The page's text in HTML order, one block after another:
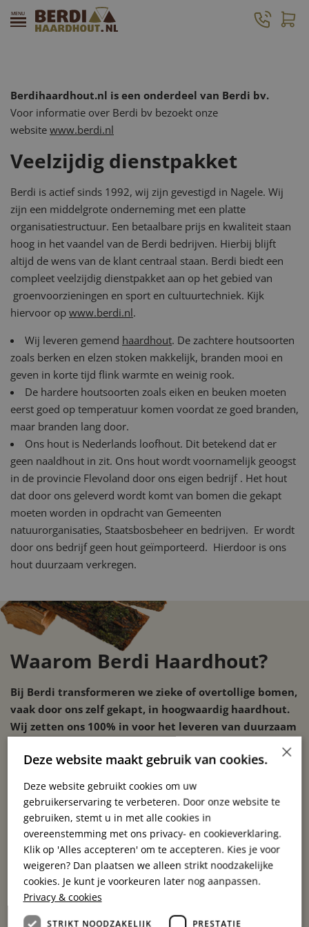
Berdihaardhout.nl is een onderdeel van Berdi bv.
Voor informatie over Berdi bv bezoekt onze
website www.berdi.nl
Veelzijdig dienstpakket
Berdi is actief sinds 1992, wij zijn gevestigd in Nagele. Wij
zijn een middelgrote onderneming met een platte
organisatiestructuur. Een betaalbare prijs en kwaliteit staan
hoog in het vaandel van de Berdi bedrijven. Hierbij blijft
altijd de wens van de klant centraal staan. Berdi biedt een
compleet veelzijdig dienstpakket aan op het gebied van
groenvoorzieningen en sport en cultuurtechniek. Kijk
hiervoor op www.berdi.nl.
Wij leveren gemend haardhout. De zachtere houtsoorten
zoals berken en elzen stoken makkelijk, branden mooi en
geven in korte tijd flink warmte en weinig rook.
De hardere houtsoorten zoals eiken en beuken moeten
eerst goed op temperatuur komen voordat ze goed branden,
maar branden lang door.
Ons hout is Nederlands loofhout. Dit betekend dat er
geen naaldhout in zit. Ons hout wordt voornamelijk geoogst
in de provincie Flevoland door ons eigen bedrijf . Het hout
dat door ons geleverd wordt komt van bomen die gekapt
moeten worden in opdracht van Gemeenten
natuurorganisaties, Staatsbosbeheer en bedrijven. Er wordt
door ons bedrijf geen hout geïmporteerd. Hierdoor is ons
hout duurzaam verkregen.
Waarom Berdi Haardhout?
Bij Berdi transformeren we zieke of overtollige bomen,
vaak door ons zelf gekapt, in hoogwaardig haardhout.
Wij zetten ons 100% in voor het leveren van duurzaam
Kies voor Berdi Haardhout en geniet van gratis
thuisbezorging door heel Nederland (exclusief de eilanden),
zodat je zonder extra kosten van je haardvuur kunt genieten.
Met onze belofte van snelle levering binnen 5 werkdagen
ben je verzekerd van een warm thuis, wanneer je dat maar
wilt.
Gemengd en gedroogd openhaardhout
kopen
×
Deze website maakt gebruik van cookies.
Deze website gebruikt cookies om uw
gebruikerservaring te verbeteren. Door onze website te
gebruiken, stemt u in met alle cookies in
overeenstemming met ons privacy- en cookieverklaring.
Klik op 'Alles accepteren' om te accepteren. Kies je voor
weigeren? Dan plaatsen we alleen strikt noodzakelijke
cookies. Je kunt je voorkeuren later nog aanpassen.
Privacy & cookies
STRIKT NOODZAKELIJK
PRESTATIE